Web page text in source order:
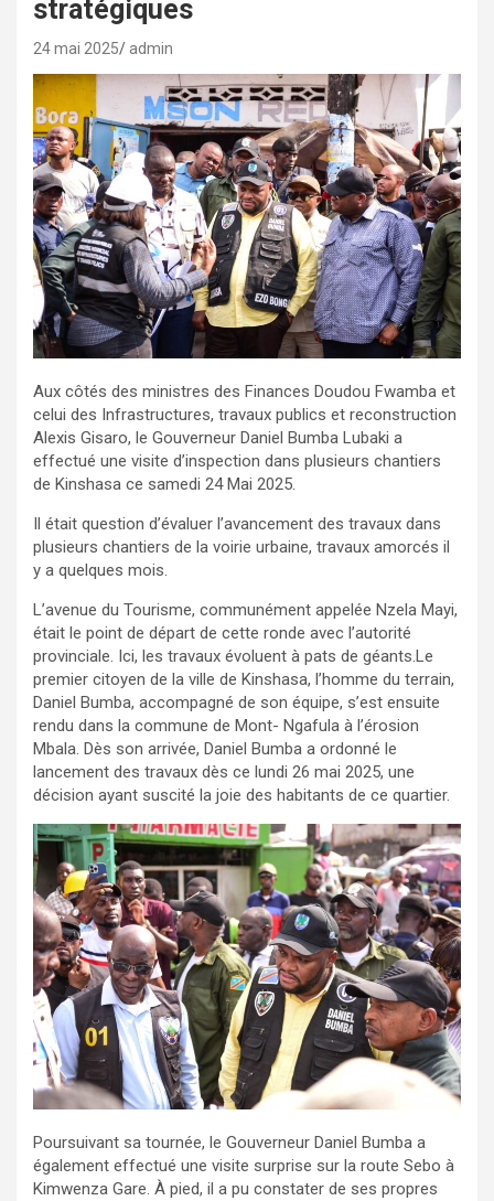
stratégiques
24 mai 2025 admin
Aux côtés des ministres des Finances Doudou Fwamba et
celui des Infrastructures, travaux publics et reconstruction
Alexis Gisaro, le Gouverneur Daniel Bumba Lubaki a
effectué une visite d’inspection dans plusieurs chantiers
de Kinshasa ce samedi 24 Mai 2025.
Il était question d’évaluer l’avancement des travaux dans
plusieurs chantiers de la voirie urbaine, travaux amorcés il
y a quelques mois.
L’avenue du Tourisme, communément appelée Nzela Mayi,
était le point de départ de cette ronde avec l’autorité
provinciale. Ici, les travaux évoluent à pats de géants.Le
premier citoyen de la ville de Kinshasa, l’homme du terrain,
Daniel Bumba, accompagné de son équipe, s’est ensuite
rendu dans la commune de Mont- Ngafula à l’érosion
Mbala. Dès son arrivée, Daniel Bumba a ordonné le
lancement des travaux dès ce lundi 26 mai 2025, une
décision ayant suscité la joie des habitants de ce quartier.
Poursuivant sa tournée, le Gouverneur Daniel Bumba a
également effectué une visite surprise sur la route Sebo à
Kimwenza Gare. À pied, il a pu constater de ses propres